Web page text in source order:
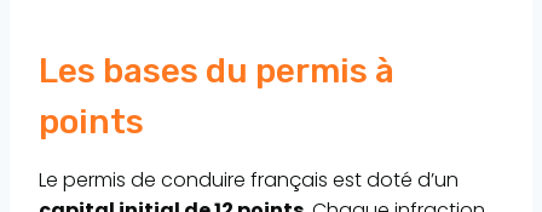
Les bases du permis à
points
Le permis de conduire français est doté d’un